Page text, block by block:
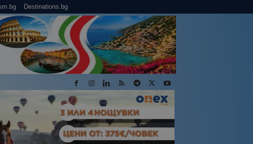
Destinations.bg